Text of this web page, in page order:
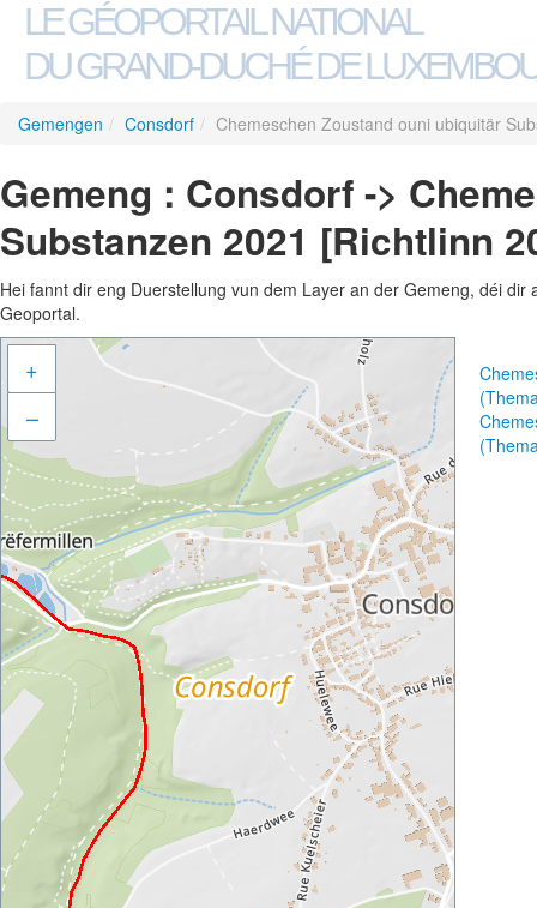
LE GÉOPORTAIL NATIONAL
DU GRAND-DUCHÉ DE
Gemengen / Consdorf / Chemeschen Zoustand ouni ubiquitär
Gemeng : Consdorf ->
Substanzen 2021 [Richtlinn
Hei fannt dir eng Duerstellung vun dem Layer an der Gemeng, déi
Geoportal.
+
–